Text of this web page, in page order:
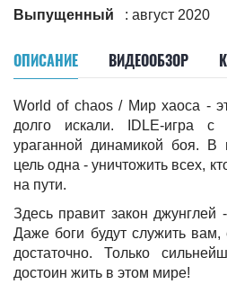
Выпущенный
: август 2020
ОПИСАНИЕ ВИДЕООБЗОР
World of chaos / Мир хаоса -
долго искали. IDLE-игра с
ураганной динамикой боя. В
цель одна - уничтожить всех,
на пути.
Здесь правит закон джунглей
Даже боги будут служить
достаточно. Только
достоин жить в этом мире!